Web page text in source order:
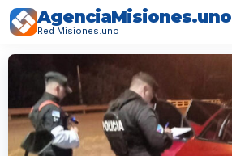
AgenciaMisiones.uno
Red Misiones.uno